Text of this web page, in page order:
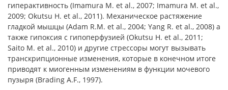
гиперактивность (Imamura M. et al., 2007; Imamura M. et al.,
2009; Okutsu H. et al., 2011). Механическое растяжение
гладкой мышцы (Adam R.M. et al., 2004; Yang R. et al., 2008) а
также гипоксия с гипоперфузией (Okutsu H. et al., 2011;
Saito M. et al., 2010) и другие стрессоры могут вызывать
транскрипционные изменения, которые в конечном итоге
приводят к миогенным изменениям в функции мочевого
пузыря (Brading A.F., 1997).